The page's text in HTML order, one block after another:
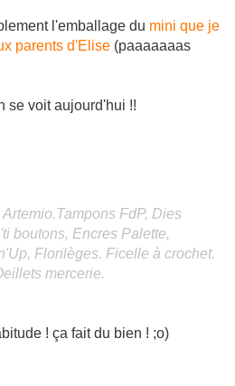
l'emballage du mini que je
parents d'Elise (paaaaaaas
se voit aujourd'hui !!
FdP, Dies
boutons, Encres Palette,
Florilèges. Ficelle à crochet.
mercerie.
! ça fait du bien ! ;o)